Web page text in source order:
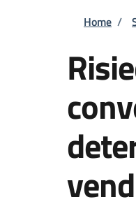
Home /